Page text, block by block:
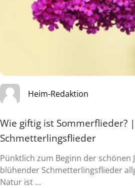
Heim-Redaktion
Wie giftig ist Sommerflieder? |
Schmetterlingsflieder
Pünktlich zum Beginn der schönen
blühender Schmetterlingsflieder
Natur ist ...